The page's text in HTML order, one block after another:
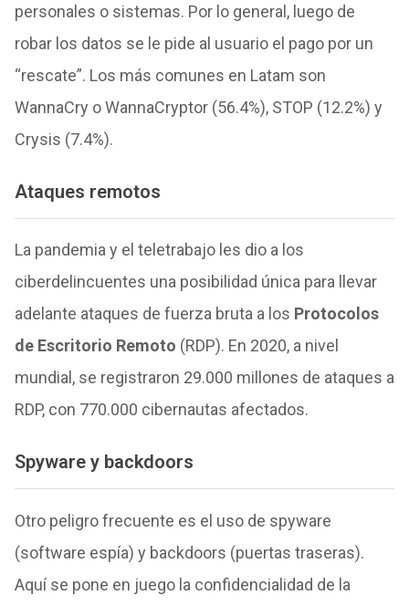
personales o sistemas. Por lo general, luego de
robar los datos se le pide al usuario el pago por un
“rescate”. Los más comunes en Latam son
WannaCry o WannaCryptor (56.4%), STOP (12.2%) y
Crysis (7.4%).
Ataques remotos
La pandemia y el teletrabajo les dio a los
ciberdelincuentes una posibilidad única para llevar
adelante ataques de fuerza bruta a los Protocolos
de Escritorio Remoto (RDP). En 2020, a nivel
mundial, se registraron 29.000 millones de ataques a
RDP, con 770.000 cibernautas afectados.
Spyware y backdoors
Otro peligro frecuente es el uso de spyware
(software espía) y backdoors (puertas traseras).
Aquí se pone en juego la confidencialidad de la